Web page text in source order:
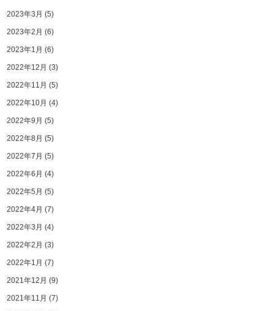
2023年3月 (5)
2023年2月 (6)
2023年1月 (6)
2022年12月 (3)
2022年11月 (5)
2022年10月 (4)
2022年9月 (5)
2022年8月 (5)
2022年7月 (5)
2022年6月 (4)
2022年5月 (5)
2022年4月 (7)
2022年3月 (4)
2022年2月 (3)
2022年1月 (7)
2021年12月 (9)
2021年11月 (7)